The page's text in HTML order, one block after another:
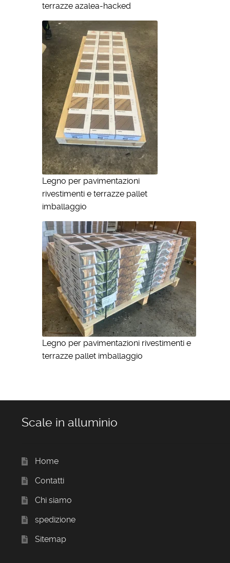
terrazze azalea-hacked
Legno per pavimentazioni
rivestimenti e terrazze pallet
imballaggio
Legno per pavimentazioni rivestimenti e
terrazze pallet imballaggio
Scale in alluminio
Home
Contatti
Chi siamo
spedizione
Sitemap